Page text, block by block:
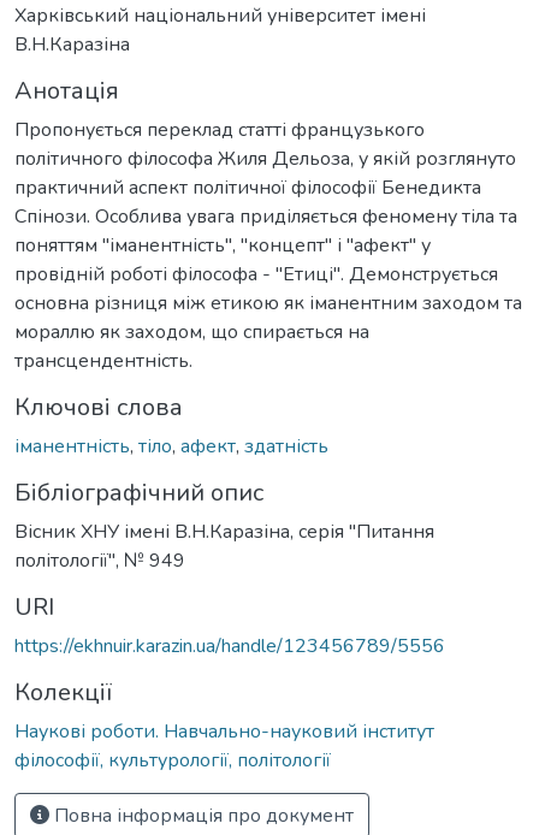
Харківський національний університет імені
В.Н.Каразіна
Анотація
Пропонується переклад статті французького
політичного філософа Жиля Дельоза, у якій розглянуто
практичний аспект політичної філософії Бенедикта
Спінози. Особлива увага приділяється феномену тіла та
поняттям "іманентність", "концепт" і "афект" у
провідній роботі філософа - "Етиці". Демонструється
основна різниця між етикою як іманентним заходом та
мораллю як заходом, що спирається на
трансцендентність.
Ключові слова
іманентність, тіло, афект, здатність
Бібліографічний опис
Вісник ХНУ імені В.Н.Каразіна, серія "Питання
політології", № 949
URI
https://ekhnuir.karazin.ua/handle/123456789/5556
Колекції
Наукові роботи. Навчально-науковий інститут
філософії, культурології, політології
Повна інформація про документ